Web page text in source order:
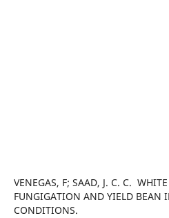
VENEGAS, F; SAAD, J. C. C.
FUNGIGATION AND YIELD BEAN
CONDITIONS.